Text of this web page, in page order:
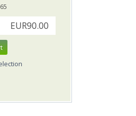
EUR90.00